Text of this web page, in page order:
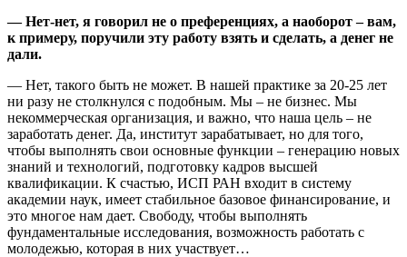
— Нет-нет, я говорил не о преференциях, а наоборот – вам,
к примеру, поручили эту работу взять и сделать, а денег не
дали.
— Нет, такого быть не может. В нашей практике за 20-25 лет
ни разу не столкнулся с подобным. Мы – не бизнес. Мы
некоммерческая организация, и важно, что наша цель – не
заработать денег. Да, институт зарабатывает, но для того,
чтобы выполнять свои основные функции – генерацию новых
знаний и технологий, подготовку кадров высшей
квалификации. К счастью, ИСП РАН входит в систему
академии наук, имеет стабильное базовое финансирование, и
это многое нам дает. Свободу, чтобы выполнять
фундаментальные исследования, возможность работать с
молодежью, которая в них участвует…